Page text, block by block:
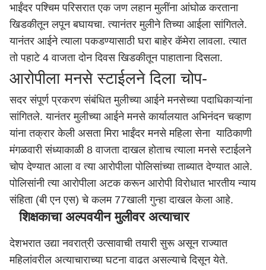
भाईंदर पश्चिम परिसरात एक जण लहान मुलींना आंघोळ करताना
खिडकीतून लपून बघायचा. त्यानंतर मुलीने तिच्या आईला सांगितले.
यानंतर आईने त्याला पकडण्यासाठी घरा बाहेर कॅमेरा लावला. त्यात
तो पहाटे 4 वाजता दोन दिवस खिडकीतून पाहाताना दिसला.
आरोपीला मनसे स्टाईलने दिला चोप-
सदर संपूर्ण प्रकरण संबंधित मुलीच्या आईने मनसेच्या पदाधिकाऱ्यांना
सांगितले. यानंतर मुलीच्या आईने मनसे कार्यालयात अभिनंदन चव्हाण
यांना तक्रार केली असता मिरा भाईंदर मनसे महिला सेना याठिकाणी
मंगळवारी संध्याकाळी 8 वाजता दाखल होताच त्याला मनसे स्टाईलने
चोप देण्यात आला व त्या आरोपीला पोलिसांच्या ताब्यात देण्यात आले.
पोलिसांनी त्या आरोपीला अटक करून आरोपी विरोधात भारतीय न्याय
संहिता (बी एन एस) चे कलम 77खाली गुन्हा दाखल केला आहे.
शिक्षकाचा अल्पवयीन मुलीवर अत्याचार
देशभरात उद्या नवरात्री उत्सावाची तयारी सुरू असून राज्यात
महिलांवरील अत्याचाराच्या घटना वाढत असल्याचे दिसून येते.